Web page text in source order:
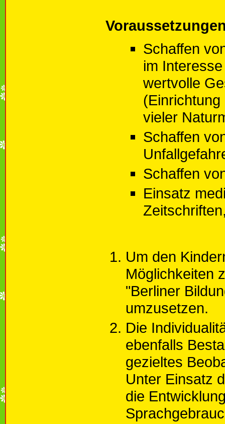
Schaffen
im
wertvolle
vieler
Schaffen
Schaffen
Einsatz
Um den
Möglichkeiten
"Berliner
umzusetzen.
Die
ebenfalls
gezieltes
Unter Einsatz
die